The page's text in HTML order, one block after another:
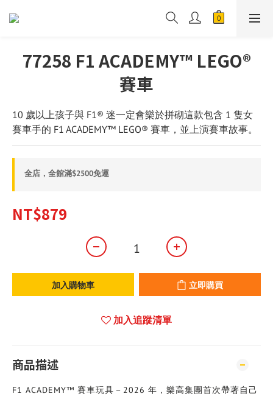
77258 F1 ACADEMY™ LEGO®
賽車
10 歲以上孩子與 F1® 迷一定會樂於拼砌這款包含 1 隻女
賽車手的 F1 ACADEMY™ LEGO® 賽車，並上演賽車故事。
全店，全館滿$2500免運
NT$879
加入購物車 立即購買
加入追蹤清單
商品描述
F1 ACADEMY™ 賽車玩具－2026 年，樂高集團首次帶著自己